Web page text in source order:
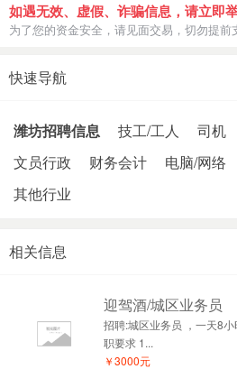
如遇无效、虚假、诈骗信息，请立即
为了您的资金安全，请见面交易，切勿提前
快速导航
潍坊招聘信息 技工/工人 司机
文员行政
财务会计 电脑/网络
其他行业
相关信息
迎驾酒/城区业务员
招聘:城区业务员 ，一天8
职要求 1...
￥3000元